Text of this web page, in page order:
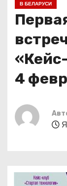
В БЕЛАРУСИ
4